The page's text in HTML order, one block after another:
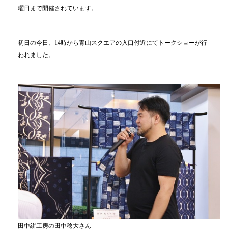
曜日まで開催されています。
初日の今日、14時から青山スクエアの入口付近にてトークショーが行
われました。
田中絣工房の田中稔大さん